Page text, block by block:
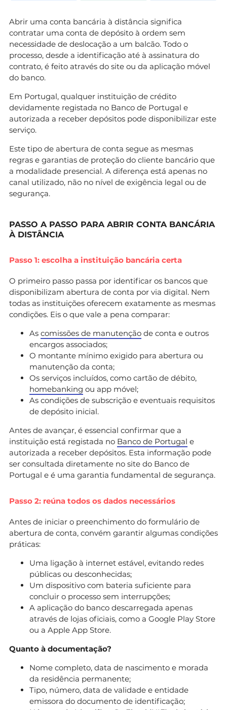
Abrir uma conta bancária à distância significa
contratar uma conta de depósito à ordem sem
necessidade de deslocação a um balcão. Todo o
processo, desde a identificação até à assinatura do
contrato, é feito através do site ou da aplicação móvel
do banco.
Em Portugal, qualquer instituição de crédito
devidamente registada no Banco de Portugal e
autorizada a receber depósitos pode disponibilizar este
serviço.
Este tipo de abertura de conta segue as mesmas
regras e garantias de proteção do cliente bancário que
a modalidade presencial. A diferença está apenas no
canal utilizado, não no nível de exigência legal ou de
segurança.
PASSO A PASSO PARA ABRIR CONTA BANCÁRIA
À DISTÂNCIA
Passo 1: escolha a instituição bancária certa
O primeiro passo passa por identificar os bancos que
disponibilizam abertura de conta por via digital. Nem
todas as instituições oferecem exatamente as mesmas
condições. Eis o que vale a pena comparar:
As comissões de manutenção de conta e outros
encargos associados;
O montante mínimo exigido para abertura ou
manutenção da conta;
Os serviços incluídos, como cartão de débito,
homebanking ou app móvel;
As condições de subscrição e eventuais requisitos
de depósito inicial.
Antes de avançar, é essencial confirmar que a
instituição está registada no Banco de Portugal e
autorizada a receber depósitos. Esta informação pode
ser consultada diretamente no site do Banco de
Portugal e é uma garantia fundamental de segurança.
Passo 2: reúna todos os dados necessários
Antes de iniciar o preenchimento do formulário de
abertura de conta, convém garantir algumas condições
práticas:
Uma ligação à internet estável, evitando redes
públicas ou desconhecidas;
Um dispositivo com bateria suficiente para
concluir o processo sem interrupções;
A aplicação do banco descarregada apenas
através de lojas oficiais, como a Google Play Store
ou a Apple App Store.
Quanto à documentação?
Nome completo, data de nascimento e morada
da residência permanente;
Tipo, número, data de validade e entidade
emissora do documento de identificação;